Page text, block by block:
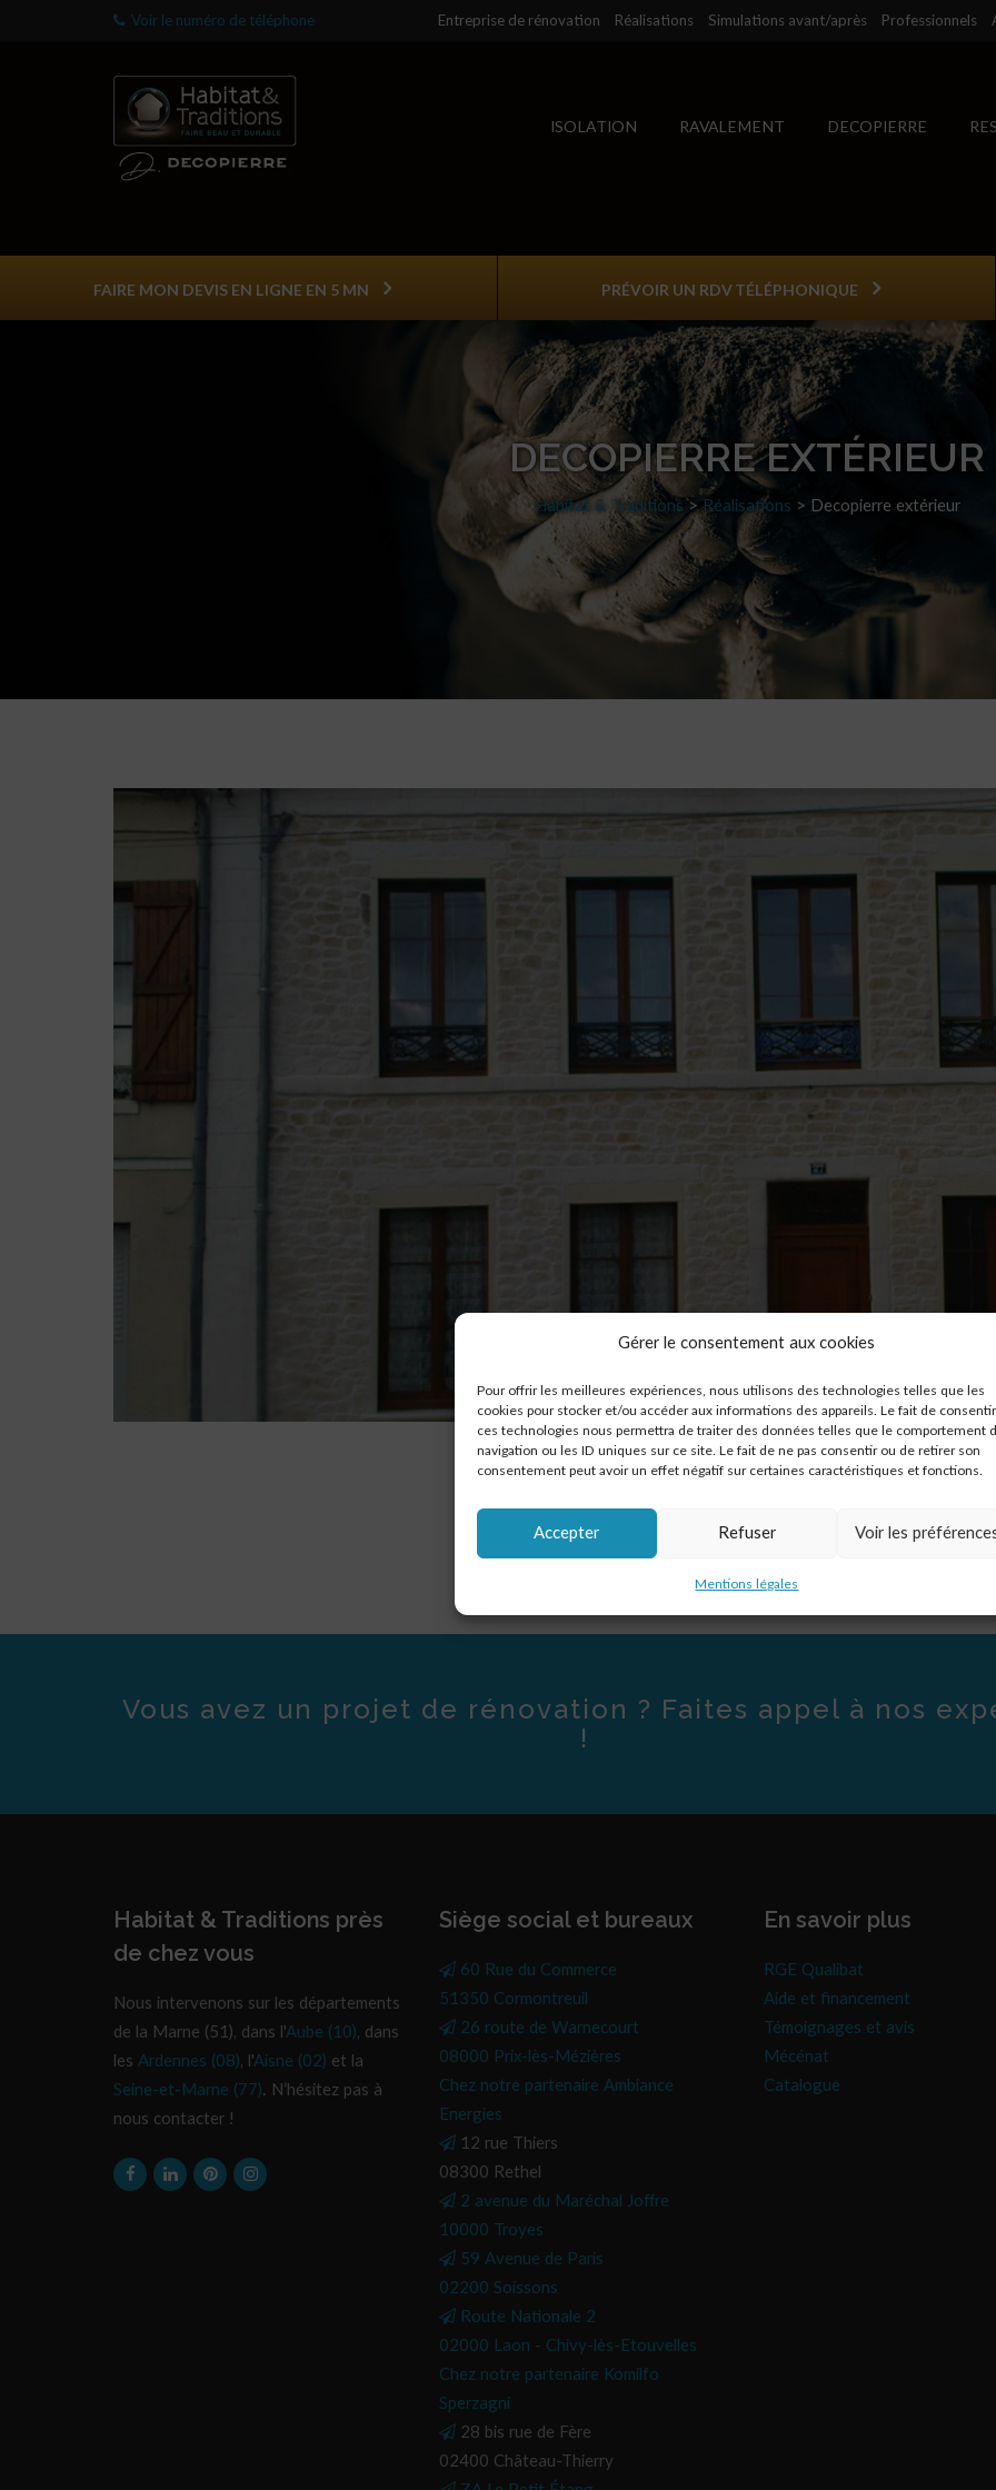
Gérer le consentement aux cookies
Pour offrir les meilleures expériences, nous utilisons des technologies telles que les
cookies pour stocker et/ou accéder aux informations des appareils. Le fait de
ces technologies nous permettra de traiter des données telles que le comportement
navigation ou les ID uniques sur ce site. Le fait de ne pas consentir ou de retirer son
consentement peut avoir un effet négatif sur certaines caractéristiques et fonctions.
Accepter Refuser Voir les
Mentions légales
Voir le numéro de téléphone Entreprise de rénovation Réalisations Simulations avant/après Professionnels
ISOLATION RAVALEMENT DECOPIERRE
FAIRE MON DEVIS EN LIGNE EN 5 MN PRÉVOIR UN RDV TÉLÉPHONIQUE
DECOPIERRE EXTÉRIEUR
Habitat & Traditions >Réalisations > Decopierre extérieur
Vous avez un projet de rénovation ? Faites appel à nos
!
Habitat & Traditions près
de chez vous
Nous intervenons sur les départements
de la Marne (51), dans l'Aube (10), dans
les Ardennes (08), l'Aisne (02) et la
Seine-et-Marne (77). N’hésitez pas à
nous contacter !
Siège social et bureaux
60 Rue du Commerce
51350 Cormontreuil
26 route de Warnecourt
08000 Prix-lès-Mézières
Chez notre partenaire Ambiance
Energies
12 rue Thiers
08300 Rethel
2 avenue du Maréchal Joffre
10000 Troyes
59 Avenue de Paris
02200 Soissons
Route Nationale 2
02000 Laon - Chivy-lès-Etouvelles
Chez notre partenaire Komilfo
Sperzagni
28 bis rue de Fère
02400 Château-Thierry
En savoir plus
RGE Qualibat
Aide et financement
Témoignages et avis
Mécénat
Catalogue